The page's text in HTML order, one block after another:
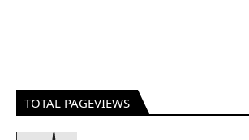
TOTAL PAGEVIEWS